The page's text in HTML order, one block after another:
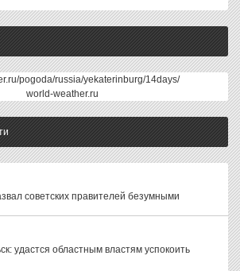
pogoda/russia/yekaterinburg/14days/
world-weather.ru
советских правителей безумными
удастся областным властям успокоить